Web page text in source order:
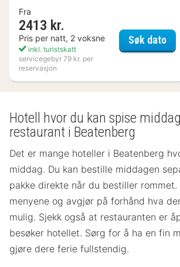
Fra
2413 kr.
Pris per natt, 2 voksne
inkl. turistskatt
servicegebyr 79 kr. per
reservasjon
Søk dato
Hotell hvor du kan spise
restaurant i Beatenberg
Det er mange hoteller i Beatenberg
middag. Du kan bestille middagen
pakke direkte når du bestiller rommet.
menyene og avgjør på forhånd hva
mulig. Sjekk også at restauranten er
besøker hotellet. Sørg for å ha en fin
gjøre dere ferie fullstendig.